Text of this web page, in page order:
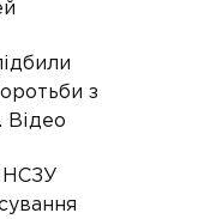
з
Відео
НСЗУ